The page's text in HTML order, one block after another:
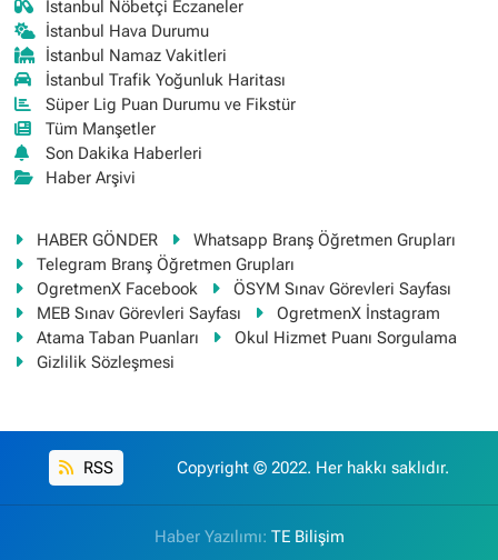
İstanbul Nöbetçi Eczaneler
İstanbul Hava Durumu
İstanbul Namaz Vakitleri
İstanbul Trafik Yoğunluk Haritası
Süper Lig Puan Durumu ve Fikstür
Tüm Manşetler
Son Dakika Haberleri
Haber Arşivi
HABER GÖNDER
Whatsapp Branş Öğretmen Grupları
Telegram Branş Öğretmen Grupları
OgretmenX Facebook
ÖSYM Sınav Görevleri Sayfası
MEB Sınav Görevleri Sayfası
OgretmenX İnstagram
Atama Taban Puanları
Okul Hizmet Puanı Sorgulama
Gizlilik Sözleşmesi
RSS Copyright © 2022. Her hakkı saklıdır.
Haber Yazılımı: TE Bilişim